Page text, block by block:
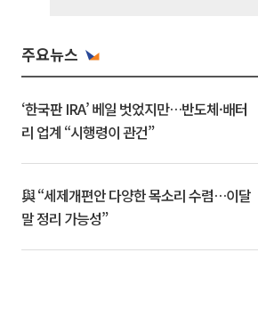
주요뉴스
‘한국판 IRA’ 베일 벗었지만…반도체·배터
리 업계 “시행령이 관건”
與 “세제개편안 다양한 목소리 수렴…이달
말 정리 가능성”